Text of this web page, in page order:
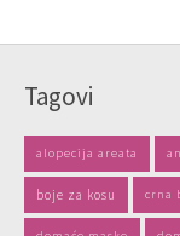
Tagovi
alopecija areata
boje za kosu crna